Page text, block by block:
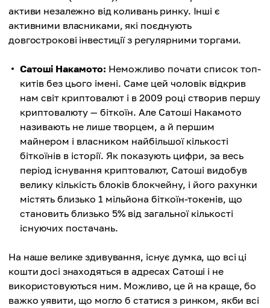
активи незалежно від коливань ринку. Інші є
активними власниками, які поєднують
довгострокові інвестиції з регулярними торгами.
Сатоші Накамото: Неможливо почати список топ-
китів без цього імені. Саме цей чоловік відкрив
нам світ криптовалют і в 2009 році створив першу
криптовалюту — біткоїн. Але Сатоші Накамото
називають не лише творцем, а й першим
майнером і власником найбільшої кількості
біткоїнів в історії. Як показують цифри, за весь
період існування криптовалют, Сатоші видобув
велику кількість блоків блокчейну, і його рахунки
містять близько 1 мільйона біткоїн-токенів, що
становить близько 5% від загальної кількості
існуючих постачань.
На наше велике здивування, існує думка, що всі ці
кошти досі знаходяться в адресах Сатоші і не
використовуються ним. Можливо, це й на краще, бо
важко уявити, що могло б статися з ринком, якби всі